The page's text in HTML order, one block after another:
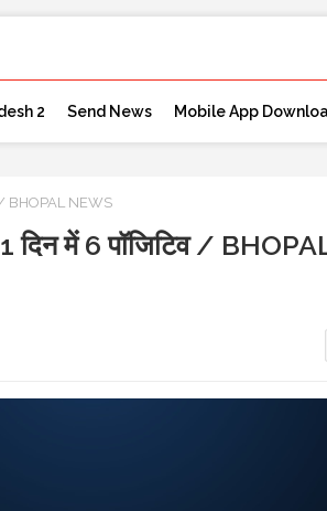
2 Send News Mobile App
/ BHOPAL NEWS
दिन में 6 पॉजिटिव /